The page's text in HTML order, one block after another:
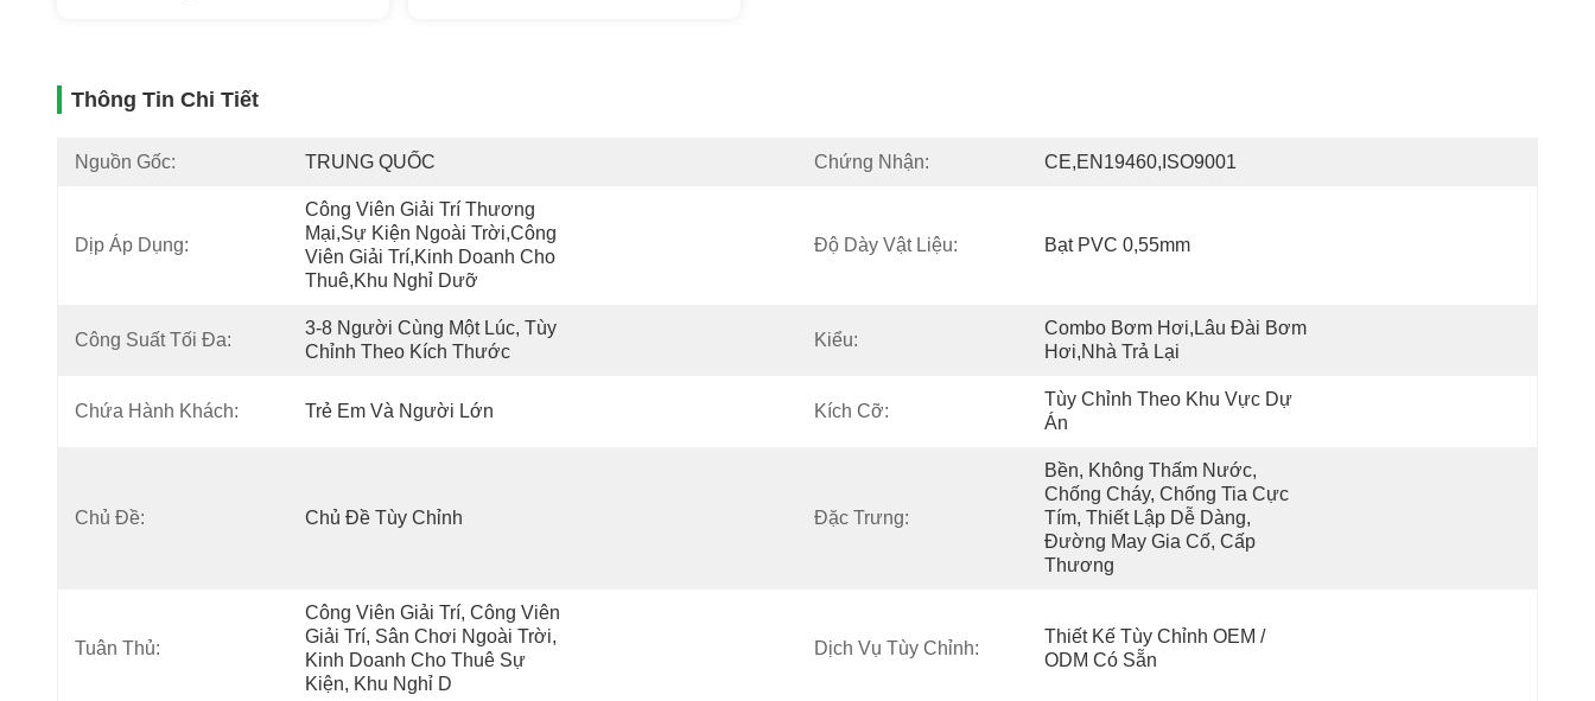
Thông Tin Chi Tiết
Nguồn Gốc: TRUNG QUỐC Chứng Nhận: CE,EN19460,ISO9001
Dịp Áp Dụng:
Công Viên Giải Trí Thương
Mại,Sự Kiện Ngoài Trời,Công
Viên Giải Trí,Kinh Doanh Cho
Thuê,Khu Nghỉ Dưỡ
Độ Dày Vật Liệu: Bạt PVC 0,55mm
Công Suất Tối Đa:
3-8 Người Cùng Một Lúc, Tùy
Chỉnh Theo Kích Thước
Kiểu:
Combo Bơm Hơi,Lâu Đài Bơm
Hơi,Nhà Trả Lại
Chứa Hành Khách: Trẻ Em Và Người Lớn Kích Cỡ:
Tùy Chỉnh Theo Khu Vực Dự
Án
Chủ Đề: Chủ Đề Tùy Chỉnh Đặc Trưng:
Bền, Không Thấm Nước,
Chống Cháy, Chống Tia Cực
Tím, Thiết Lập Dễ Dàng,
Đường May Gia Cố, Cấp
Thương
Tuân Thủ:
Công Viên Giải Trí, Công Viên
Giải Trí, Sân Chơi Ngoài Trời,
Kinh Doanh Cho Thuê Sự
Kiện, Khu Nghỉ D
Dịch Vụ Tùy Chỉnh:
Thiết Kế Tùy Chỉnh OEM /
ODM Có Sẵn